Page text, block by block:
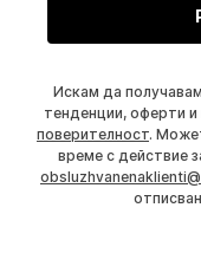
Искам да
тенденции, оферти
поверителност.
време с действие